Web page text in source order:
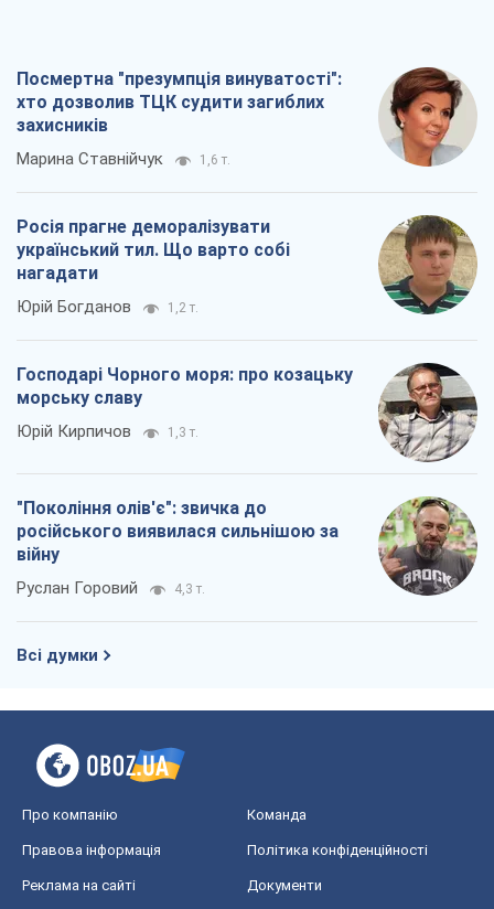
Посмертна "презумпція винуватості":
хто дозволив ТЦК судити загиблих
захисників
Марина Ставнійчук 1,6 т.
Росія прагне деморалізувати
український тил. Що варто собі
нагадати
Юрій Богданов 1,2 т.
Господарі Чорного моря: про козацьку
морську славу
Юрій Кирпичов 1,3 т.
"Покоління олів'є": звичка до
російського виявилася сильнішою за
війну
Руслан Горовий 4,3 т.
Всі думки
Про компанію Команда
Правова інформація Політика конфіденційності
Реклама на сайті Документи